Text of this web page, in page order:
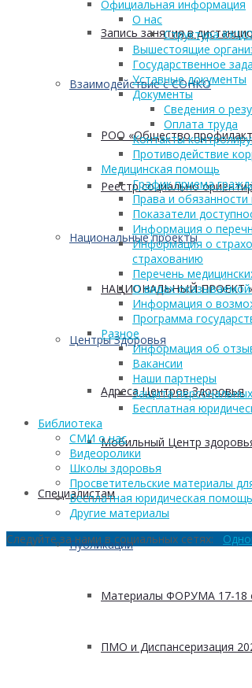
Запись занятия в
Взаимодействие с СОНКО
РОО «Общество
Реестр социально
Национальные проекты
НАЦИОНАЛЬНЫЙ ПРОЕКТ
Центры Здоровья
Адреса Центров Здоровья
Мобильный Центр
Cпециалистам
Публикации
Материалы ФОРУМА 17-18
ПМО и Диспансеризация
Официальная информация
О нас
Структура
Вышестоящие
Государственное
Уставные документы
Документы
Сведения о
Оплата труда
Контакты
Противодействие
Медицинская помощь
График приема
Права и
Показатели
Информация о
Информация о
страхованию
Перечень
О видах
Информация о
Программа
Разное
Информация об
Вакансии
Наши партнеры
Защита
Бесплатная
Библиотека
СМИ о нас
Видеоролики
Школы здоровья
Просветительские материалы
Бесплатная юридическая помощь
Другие материалы
Следуйте за нами в социальных сетях: